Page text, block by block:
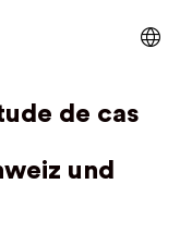
de cas
und